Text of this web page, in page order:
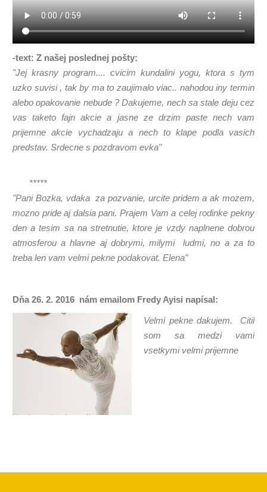
-text: Z našej poslednej pošty:
"Jej krasny program.... cvicim kundalini yogu, ktora s tym
uzko suvisi , tak by ma to zaujimalo viac.. nahodou iny termin
alebo opakovanie nebude ? Dakujeme, nech sa stale deju cez
vas taketo fajn akciea jasne ze drzim paste nech vam
prijemne akcie vychadzaju a nech to klape podla vasich
predstav. Srdecne s pozdravom evka"
*****
"Pani Bozka, vdaka za pozvanie, urcite pridem a ak mozem,
mozno pride aj dalsia pani. Prajem Vam a celej rodinke pekny
den a tesim sa na stretnutie, ktore je vzdy naplnene dobrou
atmosferou a hlavne aj dobrymi, milymi ludmi, no a za to
treba len vam velmi pekne podakovat. Elena"
Dňa 26. 2. 2016 nám emailom Fredy Ayisi napísal:
Velmi pekne dakujem. Citil
som sa medzi vami
vsetkymi velmi prijemne